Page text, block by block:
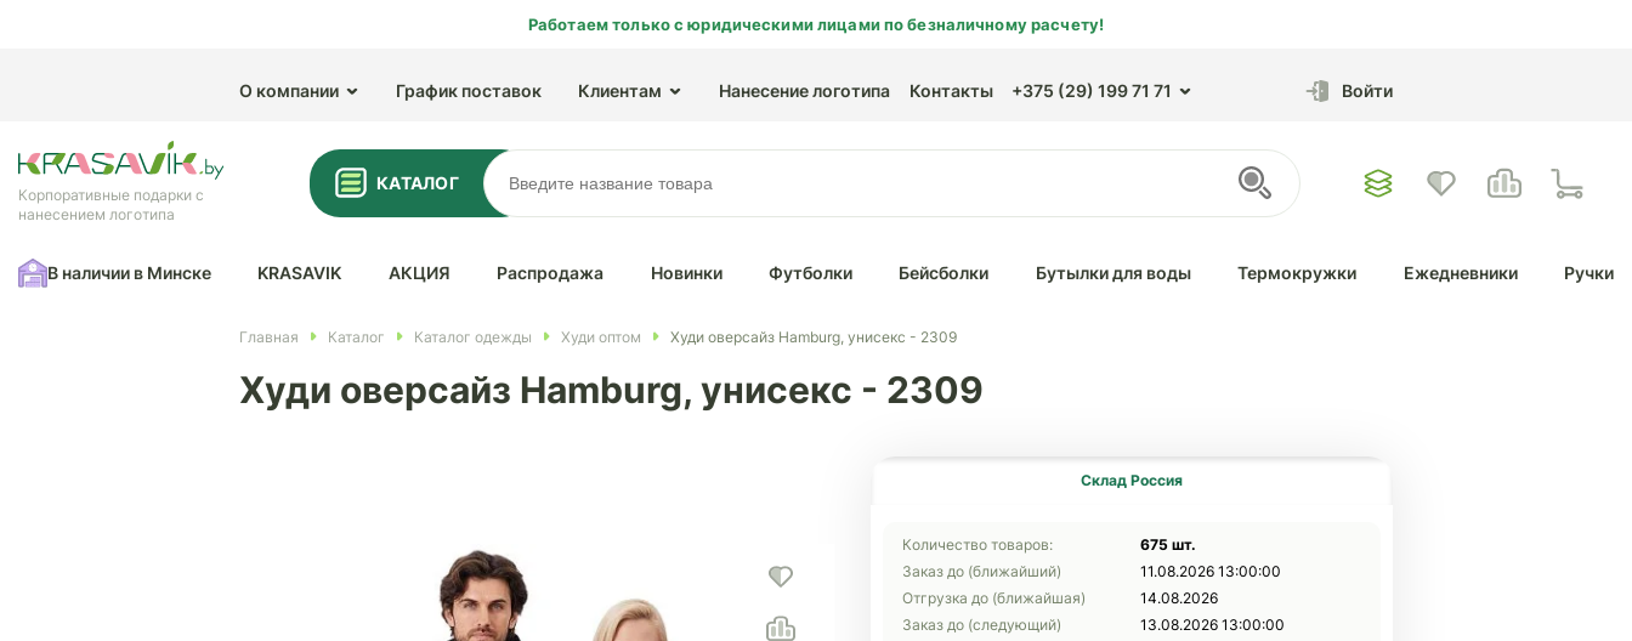
Работаем только с юридическими лицами по безналичному расчету!
О компании График поставок Клиентам Нанесение логотипа Контакты +375 (29) 199 71 71 Войти
Корпоративные подарки с
нанесением логотипа
КАТАЛОГ
В наличии в Минске KRASAVIK АКЦИЯ Распродажа Новинки Футболки Бейсболки Бутылки для воды Термокружки Ежедневники Ручки
Главная Каталог Каталог одежды Худи оптом Худи оверсайз Hamburg, унисекс - 2309
Худи оверсайз Hamburg, унисекс - 2309
Склад Россия
Количество товаров:
675 шт.
Заказ до (ближайший)
11.08.2026 13:00:00
Отгрузка до (ближайшая)
14.08.2026
Заказ до (следующий)
13.08.2026 13:00:00